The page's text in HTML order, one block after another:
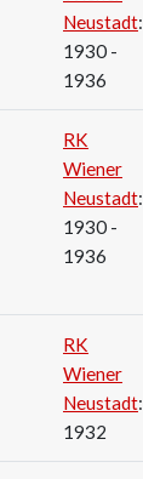
Neustadt:
1930 -
1936
RK
Wiener
Neustadt:
1930 -
1936
RK
Wiener
Neustadt:
1932